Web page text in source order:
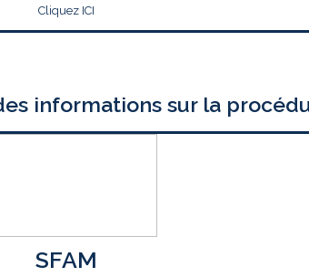
Cliquez ICI
informations sur la
SFAM